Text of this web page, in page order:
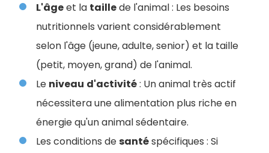
L'âgeet la taillede l'animal : Les besoins
nutritionnels varient considérablement
selon l'âge (jeune, adulte, senior) et la taille
(petit, moyen, grand) de l'animal.
Le niveau d'activité: Un animal très actif
nécessitera une alimentation plus riche en
énergie qu'un animal sédentaire.
Les conditions desantéspécifiques : Si